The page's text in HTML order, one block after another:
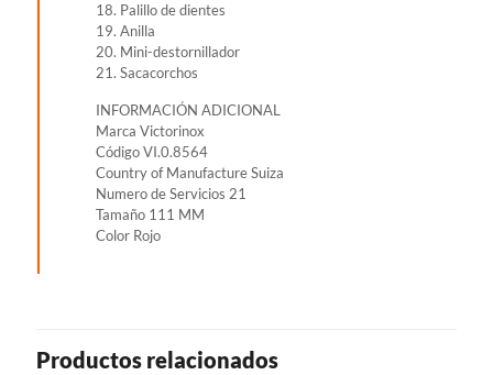
18. Palillo de dientes
19. Anilla
20. Mini-destornillador
21. Sacacorchos
INFORMACIÓN ADICIONAL
Marca Victorinox
Código VI.0.8564
Country of Manufacture Suiza
Numero de Servicios 21
Tamaño 111 MM
Color Rojo
Productos relacionados